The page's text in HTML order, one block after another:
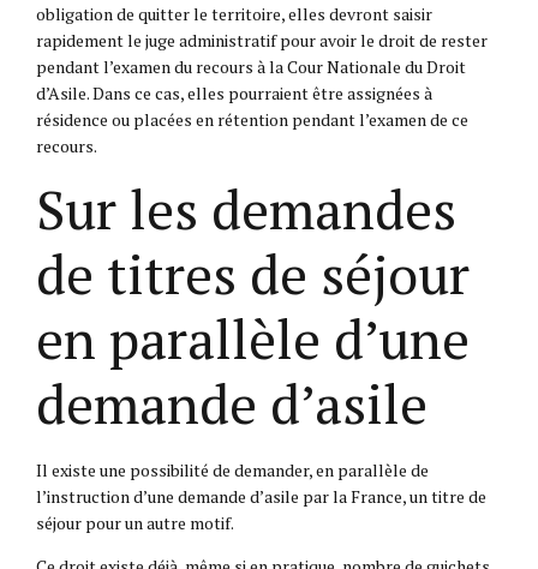
obligation de quitter le territoire, elles devront saisir
rapidement le juge administratif pour avoir le droit de rester
pendant l’examen du recours à la Cour Nationale du Droit
d’Asile. Dans ce cas, elles pourraient être assignées à
résidence ou placées en rétention pendant l’examen de ce
recours.
Sur les demandes
de titres de séjour
en parallèle d’une
demande d’asile
Il existe une possibilité de demander, en parallèle de
l’instruction d’une demande d’asile par la France, un titre de
séjour pour un autre motif.